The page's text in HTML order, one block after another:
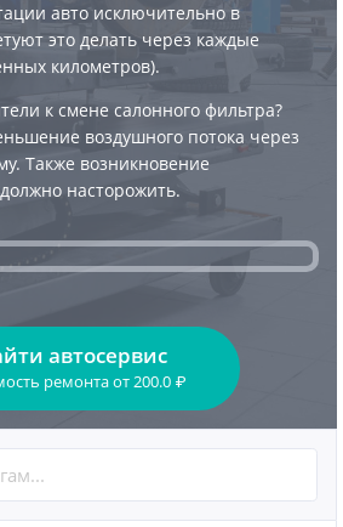
авто исключительно в
это делать через каждые
километров).
к смене салонного фильтра?
воздушного потока через
Также возникновение
насторожить.
автосервис
ремонтаот200.0 ₽